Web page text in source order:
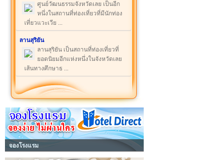
ศูนย์วัฒนธรรมจังหวัดเลย เป็นอีก
หนึ่งในสถานที่ท่องเที่ยวที่มีนักท่อง
เที่ยวแวะเวีย ...
ลานสุริยัน
ลานสุริยัน เป็นสถานที่ท่องเที่ยวที่
ยอดนิยมอีกแห่งหนึ่งในจังหวัดเลย
เส้นทางศึกษาธ ...
จองโรงแรม